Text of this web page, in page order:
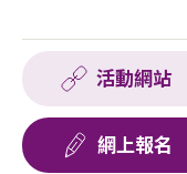
活動網站
網上報名